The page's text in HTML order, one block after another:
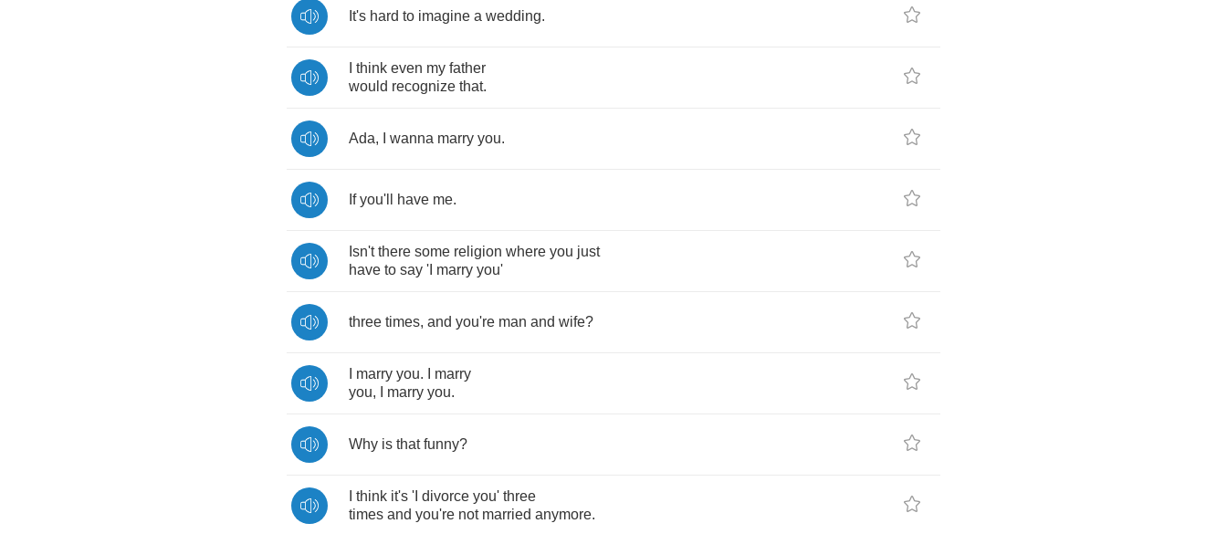
It's hard to imagine a wedding.
think even my father
would recognize that.
Ada, wanna marry you.
If you'll have me.
Isn't there some religion where you just
have to say 'I marry you'
three times, and you're man and wife?
marry you.
marry
you, marry you.
Why is that funny?
think it's 'I divorce you' three
times and you're not married anymore.